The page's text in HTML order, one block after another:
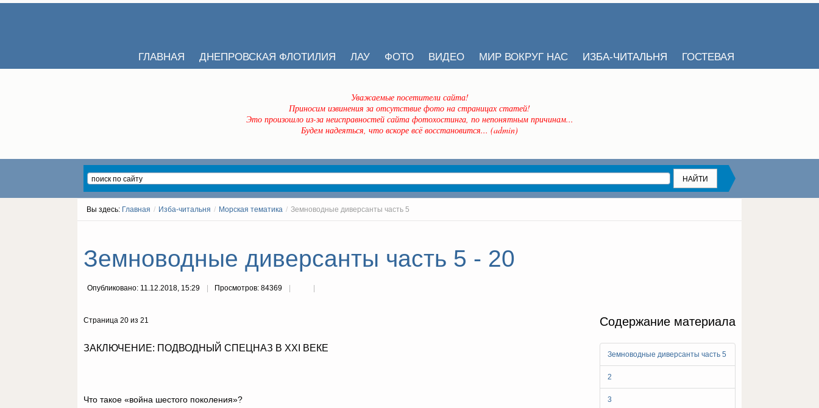
ГЛАВНАЯ ДНЕПРОВСКАЯ ФЛОТИЛИЯ ЛАУ ФОТО ВИДЕО МИР ВОКРУГ НАС ИЗБА-ЧИТАЛЬНЯ ГОСТЕВАЯ
Уважаемые посетители сайта!
Приносим извинения за отсутствие фото на страницах статей!
Это произошло из-за неисправностей сайта фотохостинга, по непонятным причинам...
Будем надеяться, что вскоре всё восстановится... (admin)
Вы здесь: Главная / Изба-читальня / Морская тематика / Земноводные диверсанты часть 5
Земноводные диверсанты часть 5 - 20
Опубликовано: 11.12.2018, 15:29 Просмотров: 84369
Содержание материала
Земноводные диверсанты часть 5
2
3
Страница 20 из 21
ЗАКЛЮЧЕНИЕ: ПОДВОДНЫЙ СПЕЦНАЗ В XXI ВЕКЕ
Что такое «война шестого поколения»?